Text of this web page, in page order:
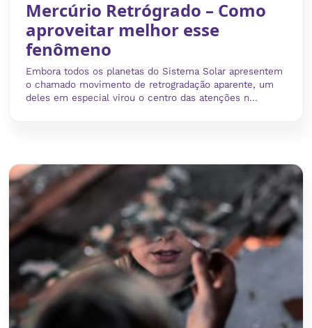
Mercúrio Retrógrado – Como
aproveitar melhor esse
fenômeno
Embora todos os planetas do Sistema Solar apresentem
o chamado movimento de retrogradação aparente, um
deles em especial virou o centro das atenções n...